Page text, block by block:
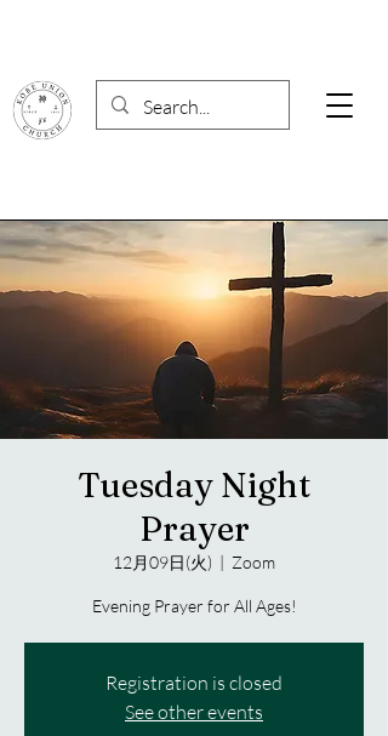
Tuesday Night
Prayer
12月09日(火)
  |
Zoom
Evening Prayer for All Ages!
Registration is closed
See other events